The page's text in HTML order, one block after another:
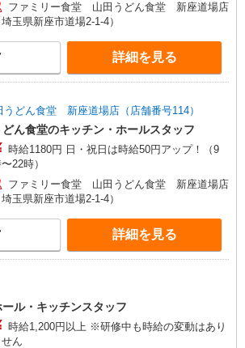
ファミリー食堂 山田うどん食堂 新座道場店
埼玉県新座市道場2-1-4）
詳細を見る
どん食堂 新座道場店（店舗番号114）
どん食堂のキッチン・ホールスタッフ
時給1180円 日・祝日は時給50円アップ！（9
22時）
ファミリー食堂 山田うどん食堂 新座道場店
埼玉県新座市道場2-1-4）
詳細を見る
ール・キッチンスタッフ
時給1,200円以上 ※研修中も時給の変動はあり
せん